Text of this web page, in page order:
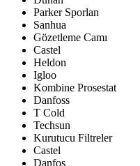
Parker Sporlan
Sanhua
Gözetleme Camı
Castel
Heldon
Igloo
Kombine Prosestat
Danfoss
T Cold
Techsun
Kurutucu Filtreler
Castel
Danfos